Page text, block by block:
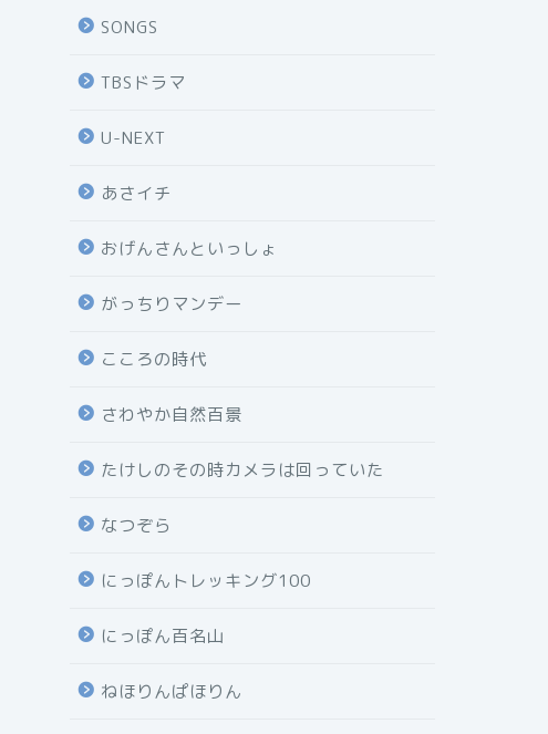
SONGS
TBSドラマ
U-NEXT
あさイチ
おげんさんといっしょ
がっちりマンデー
こころの時代
さわやか自然百景
たけしのその時カメラは回っていた
なつぞら
にっぽんトレッキング100
にっぽん百名山
ねほりんぱほりん